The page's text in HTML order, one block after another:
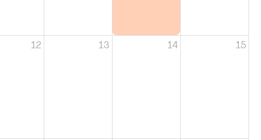
12 13 14 15